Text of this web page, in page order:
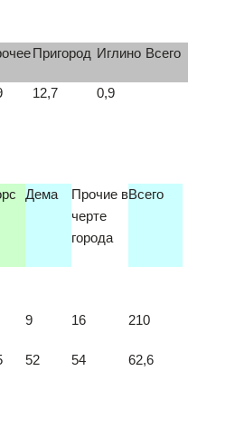
Пригород Иглино Всего
12,7 0,9
Дема
Прочие в
черте
города
Всего
9 16 210
52 54 62,6